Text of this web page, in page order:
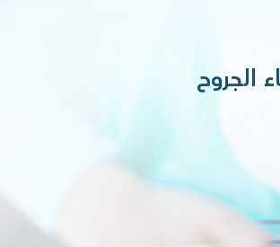
الجروح